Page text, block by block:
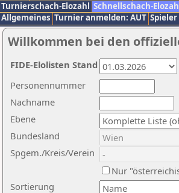
Turnierschach-Elozahl Schnellschach-
Allgemeines Turnier anmelden: AUT
Willkommen bei den
Nachname
Ebene
Sortierung
Personennummer
Bundesland
Spgem./Kreis/Verein
Nur
FIDE-Elolisten Stand